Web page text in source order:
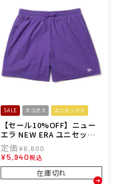
SALE ネコポス ユニセックス
【セール10%OFF】ニュー
エラ NEW ERA ユニセック
ス ショートパンツ ハーフパ
ンツ ユーティリティー ショ
ートパンツ 14774227 26SP
¥6,600
¥5,940税込
在庫切れ